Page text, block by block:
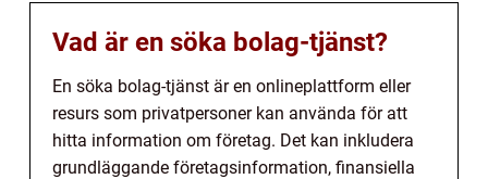
Vad är en söka bolag-tjänst?
En söka bolag-tjänst är en onlineplattform eller
resurs som privatpersoner kan använda för att
hitta information om företag. Det kan inkludera
grundläggande företagsinformation, finansiella